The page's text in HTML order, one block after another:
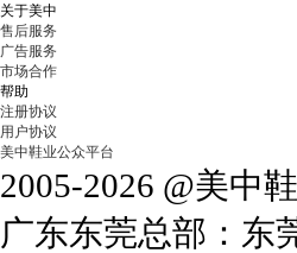
关于美中
售后服务
广告服务
市场合作
帮助
注册协议
用户协议
美中鞋业公众平台
2005-2026 @美中
广东东莞总部：东